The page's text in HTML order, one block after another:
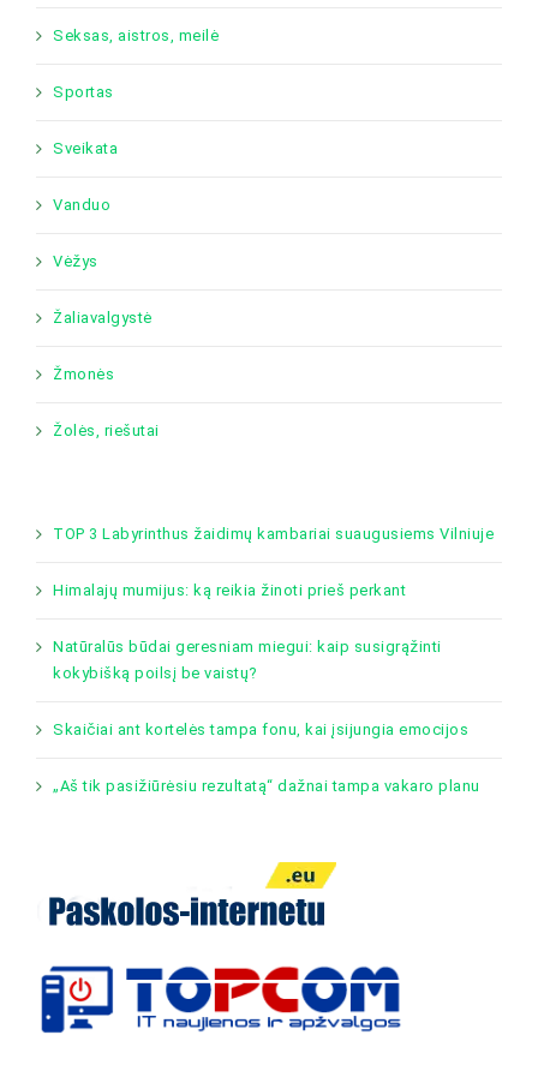
Seksas, aistros, meilė
Sportas
Sveikata
Vanduo
Vėžys
Žaliavalgystė
Žmonės
Žolės, riešutai
TOP 3 Labyrinthus žaidimų kambariai suaugusiems Vilniuje
Himalajų mumijus: ką reikia žinoti prieš perkant
Natūralūs būdai geresniam miegui: kaip susigrąžinti
kokybišką poilsį be vaistų?
Skaičiai ant kortelės tampa fonu, kai įsijungia emocijos
„Aš tik pasižiūrėsiu rezultatą“ dažnai tampa vakaro planu